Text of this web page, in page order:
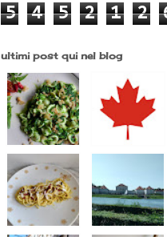
5 4 5 2 1 2
ultimi post qui nel blog